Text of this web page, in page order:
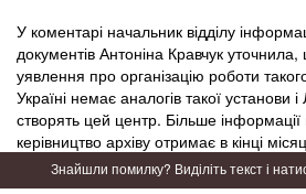
У коментарі начальник відділу
документів Антоніна Кравчук уточнила,
уявлення про організацію роботи
Україні немає аналогів такої
створять цей центр. Більше
керівництво архіву отримає в кінці
Знайшли помилку? Виділіть текст і